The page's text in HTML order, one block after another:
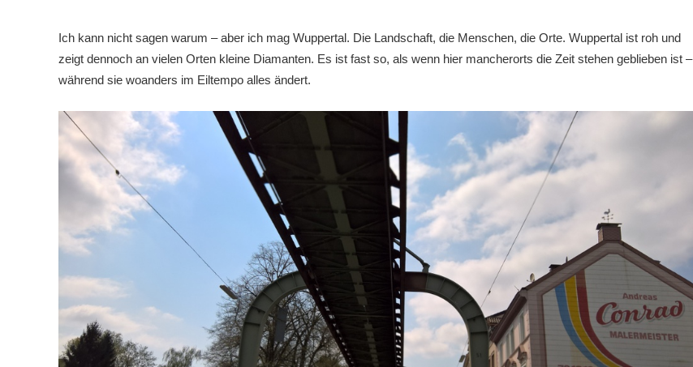
Ich kann nicht sagen warum – aber ich mag Wuppertal. Die Landschaft, die Menschen, die Orte. Wuppertal ist roh und
zeigt dennoch an vielen Orten kleine Diamanten. Es ist fast so, als wenn hier mancherorts die Zeit stehen geblieben ist –
während sie woanders im Eiltempo alles ändert.